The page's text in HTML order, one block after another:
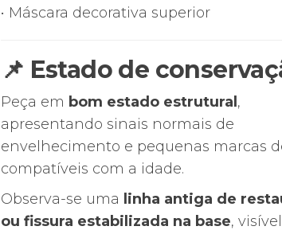
• Máscara decorativa superior
📌 Estado de
Peça em bom estado estrutural ,
apresentando sinais normais de
envelhecimento e pequenas marcas
compatíveis com a idade.
Observa-se uma linha antiga de
ou fissura estabilizada na base,